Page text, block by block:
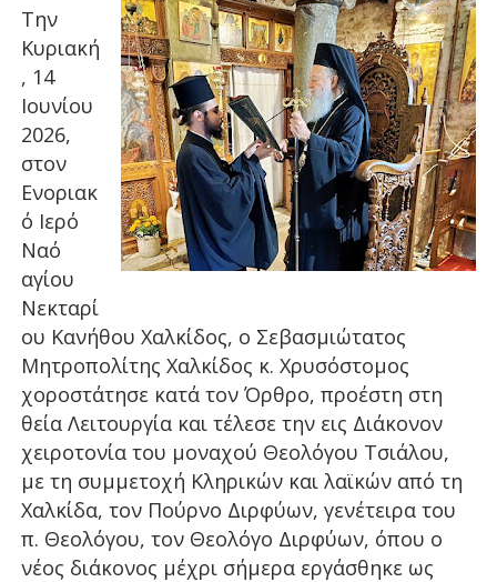
Την
Κυριακή
, 14
Ιουνίου
2026,
στον
Ενοριακ
ό Ιερό
Ναό
αγίου
Νεκταρί
ου Κανήθου Χαλκίδος, ο Σεβασμιώτατος
Μητροπολίτης Χαλκίδος κ. Χρυσόστομος
χοροστάτησε κατά τον Όρθρο, προέστη στη
θεία Λειτουργία και τέλεσε την εις Διάκονον
χειροτονία του μοναχού Θεολόγου Τσιάλου,
με τη συμμετοχή Κληρικών και λαϊκών από τη
Χαλκίδα, τον Πούρνο Διρφύων, γενέτειρα του
π. Θεολόγου, τον Θεολόγο Διρφύων, όπου ο
νέος διάκονος μέχρι σήμερα εργάσθηκε ως